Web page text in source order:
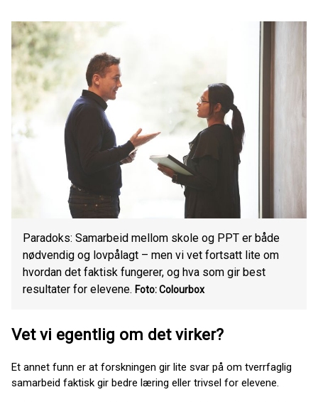
Paradoks: Samarbeid mellom skole og PPT er både
nødvendig og lovpålagt – men vi vet fortsatt lite om
hvordan det faktisk fungerer, og hva som gir best
resultater for elevene. Foto: Colourbox
Vet vi egentlig om det virker?
Et annet funn er at forskningen gir lite svar på om tverrfaglig
samarbeid faktisk gir bedre læring eller trivsel for elevene.